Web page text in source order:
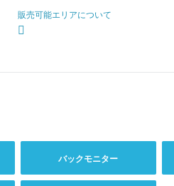
販売可能エリアについて
バックモニター